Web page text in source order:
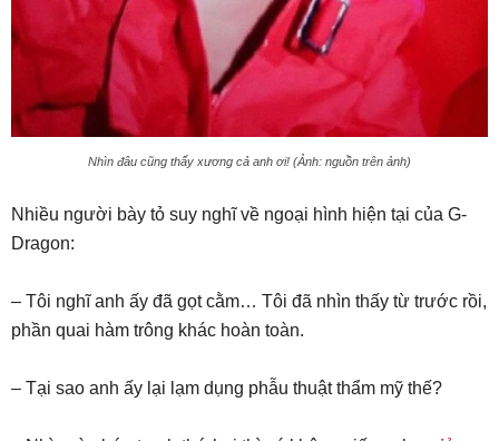
Nhìn đâu cũng thấy xương cả anh ơi! (Ảnh: nguồn trên ảnh)
Nhiều người bày tỏ suy nghĩ về ngoại hình hiện tại của G-
Dragon:
– Tôi nghĩ anh ấy đã gọt cằm… Tôi đã nhìn thấy từ trước rồi,
phần quai hàm trông khác hoàn toàn.
– Tại sao anh ấy lại lạm dụng phẫu thuật thẩm mỹ thế?